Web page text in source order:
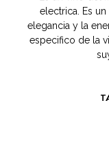
electrica. Es
elegancia y la
especifico de la